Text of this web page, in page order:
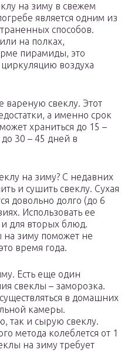
на зиму в свежем
является одним из
способов.
на полках,
пирамиды, это
воздуха
вареную свеклу. Этот
а именно срок
храниться до 15 –
30 – 45 дней в
на зиму? С недавних
и сушить свеклу. Сухая
довольно долго (до 6
Использовать ее
для вторых блюд.
на зиму поможет не
время года.
Есть еще один
свеклы – заморозка.
в домашних
камеры.
так и сырую свеклу.
метода колеблется от 1
на зиму требует